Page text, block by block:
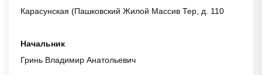
Карасунская (Пашковский Жилой Массив Тер, д. 110
Начальник
Гринь Владимир Анатольевич